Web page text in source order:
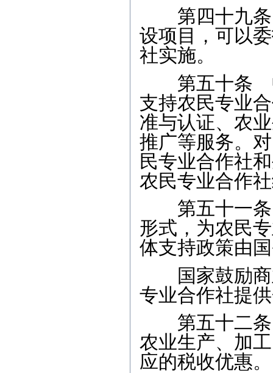
第四十九条
设项目，可以
社实施。
第五十条 中
支持农民专业
准与认证、农
推广等服务。
民专业合作社
农民专业合作
第五十一条
形式，为农民
体支持政策由
国家鼓励商
专业合作社提
第五十二条
农业生产、加
应的税收优惠。